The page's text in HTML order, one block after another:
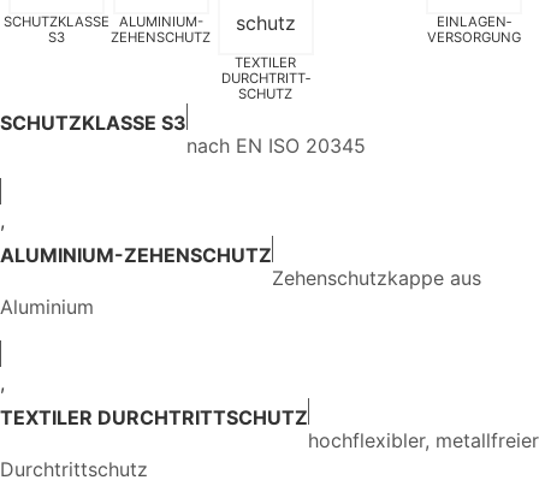
SCHUTZKLASSE
S3
ALUMINIUM-
ZEHENSCHUTZ
TEXTILER
DURCHTRITT­
SCHUTZ
EINLAGEN­
VERSORGUNG
SCHUTZKLASSE S3
nach EN ISO 20345
,
ALUMINIUM-ZEHENSCHUTZ
Zehenschutzkappe aus
Aluminium
,
TEXTILER DURCHTRITTSCHUTZ
hochflexibler, metallfreier
Durchtrittschutz